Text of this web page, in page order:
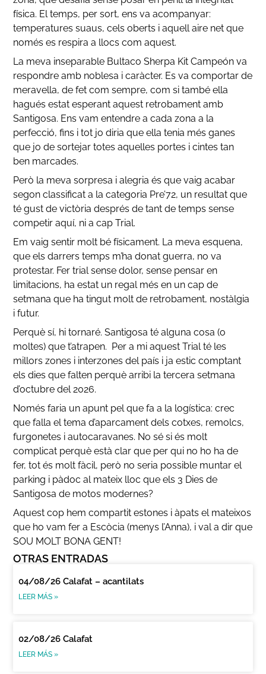
física. El temps, per sort, ens va acompanyar:
temperatures suaus, cels oberts i aquell aire net que
només es respira a llocs com aquest.
La meva inseparable Bultaco Sherpa Kit Campeón va
respondre amb noblesa i caràcter. Es va comportar de
meravella, de fet com sempre, com si també ella
hagués estat esperant aquest retrobament amb
Santigosa. Ens vam entendre a cada zona a la
perfecció, fins i tot jo diria que ella tenia més ganes
que jo de sortejar totes aquelles portes i cintes tan
ben marcades.
Però la meva sorpresa i alegria és que vaig acabar
segon classificat a la categoria Pre’72, un resultat que
té gust de victòria després de tant de temps sense
competir aquí, ni a cap Trial.
Em vaig sentir molt bé físicament. La meva esquena,
que els darrers temps m’ha donat guerra, no va
protestar. Fer trial sense dolor, sense pensar en
limitacions, ha estat un regal més en un cap de
setmana que ha tingut molt de retrobament, nostàlgia
i futur.
Perquè sí, hi tornaré. Santigosa té alguna cosa (o
moltes) que t’atrapen. Per a mi aquest Trial té les
millors zones i interzones del país i ja estic comptant
els dies que falten perquè arribi la tercera setmana
d’octubre del 2026.
Només faria un apunt pel que fa a la logística: crec
que falla el tema d’aparcament dels cotxes, remolcs,
furgonetes i autocaravanes. No sé si és molt
complicat perquè està clar que per qui no ho ha de
fer, tot és molt fàcil, però no seria possible muntar el
parking i pàdoc al mateix lloc que els 3 Dies de
Santigosa de motos modernes?
Aquest cop hem compartit estones i àpats el mateixos
que ho vam fer a Escòcia (menys l’Anna), i val a dir que
SOU MOLT BONA GENT!
OTRAS ENTRADAS
04/08/26 Calafat – acantilats
LEER MÁS »
02/08/26 Calafat
LEER MÁS »